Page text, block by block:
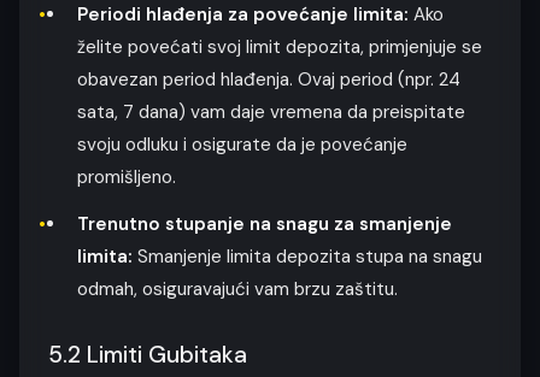
Periodi hlađenja za povećanje limita: Ako
želite povećati svoj limit depozita, primjenjuje se
obavezan period hlađenja. Ovaj period (npr. 24
sata, 7 dana) vam daje vremena da preispitate
svoju odluku i osigurate da je povećanje
promišljeno.
Trenutno stupanje na snagu za smanjenje
limita: Smanjenje limita depozita stupa na snagu
odmah, osiguravajući vam brzu zaštitu.
5.2 Limiti Gubitaka